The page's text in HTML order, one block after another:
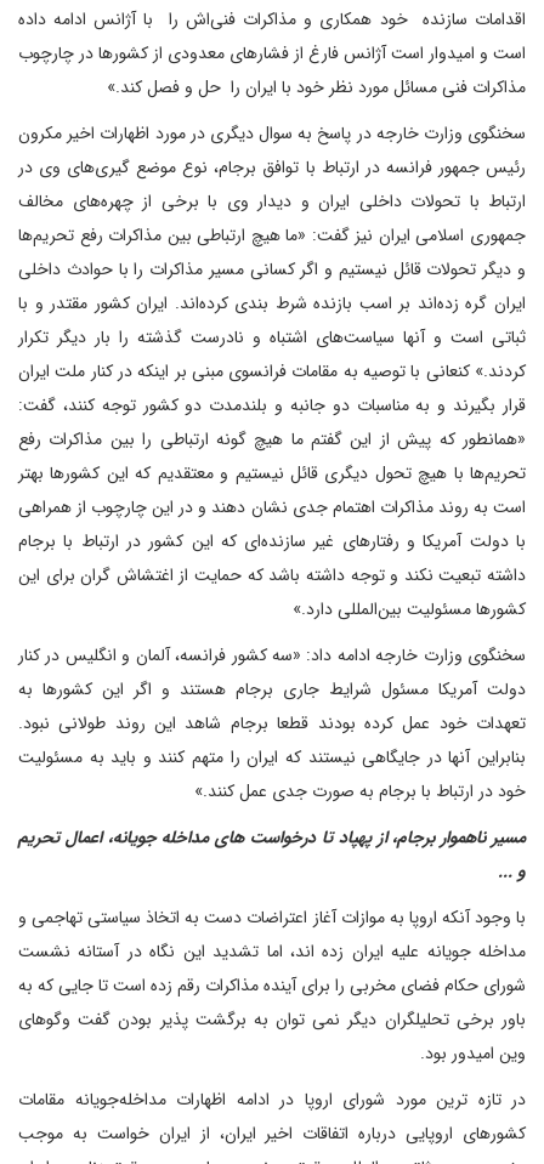
اقدامات سازنده خود همکاری و مذاکرات فنی‌اش را با آژانس ادامه داده
است و امیدوار است آژانس فارغ از فشارهای معدودی از کشورها در چارچوب
مذاکرات فنی مسائل مورد نظر خود با ایران را حل و فصل کند.»
سخنگوی وزارت خارجه در پاسخ به سوال دیگری در مورد اظهارات اخیر مکرون
رئیس جمهور فرانسه در ارتباط با توافق برجام، نوع موضع گیری‌های وی در
ارتباط با تحولات داخلی ایران و دیدار وی با برخی از چهره‌های مخالف
جمهوری اسلامی ایران نیز گفت: «ما هیچ ارتباطی بین مذاکرات رفع تحریم‌ها
و دیگر تحولات قائل نیستیم و اگر کسانی مسیر مذاکرات را با حوادث داخلی
ایران گره زده‌اند بر اسب بازنده شرط بندی کرده‌اند. ایران کشور مقتدر و با
ثباتی است و آنها سیاست‌های اشتباه و نادرست گذشته را بار دیگر تکرار
کردند.» کنعانی با توصیه به مقامات فرانسوی مبنی بر اینکه در کنار ملت ایران
قرار بگیرند و به مناسبات دو جانبه و بلندمدت دو کشور توجه کنند، گفت:
«همانطور که پیش از این گفتم ما هیچ گونه ارتباطی را بین مذاکرات رفع
تحریم‌ها با هیچ تحول دیگری قائل نیستیم و معتقدیم که این کشورها بهتر
است به روند مذاکرات اهتمام جدی نشان دهند و در این چارچوب از همراهی
با دولت آمریکا و رفتارهای غیر سازنده‌ای که این کشور در ارتباط با برجام
داشته تبعیت نکند و توجه داشته باشد که حمایت از اغتشاش گران برای این
کشورها مسئولیت بین‌المللی دارد.»
سخنگوی وزارت خارجه ادامه داد: «سه کشور فرانسه، آلمان و انگلیس در کنار
دولت آمریکا مسئول شرایط جاری برجام هستند و اگر این کشورها به
تعهدات خود عمل کرده بودند قطعا برجام شاهد این روند طولانی نبود.
بنابراین آنها در جایگاهی نیستند که ایران را متهم کنند و باید به مسئولیت
خود در ارتباط با برجام به صورت جدی عمل کنند.»
مسیر ناهموار برجام، از پهپاد تا درخواست های مداخله جویانه، اعمال تحریم
و ...
با وجود آنکه اروپا به موازات آغاز اعتراضات دست به اتخاذ سیاستی تهاجمی و
مداخله جویانه علیه ایران زده اند، اما تشدید این نگاه در آستانه نشست
شورای حکام فضای مخربی را برای آینده مذاکرات رقم زده است تا جایی که به
باور برخی تحلیلگران دیگر نمی توان به برگشت پذیر بودن گفت وگوهای
وین امیدور بود.
در تازه ترین مورد شورای اروپا در ادامه اظهارات مداخله‌جویانه مقامات
کشورهای اروپایی درباره اتفاقات اخیر ایران، از ایران خواست به موجب